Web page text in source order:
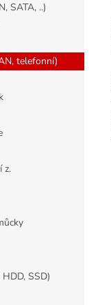
SATA, ..)
telefonní)
z.
SSD)